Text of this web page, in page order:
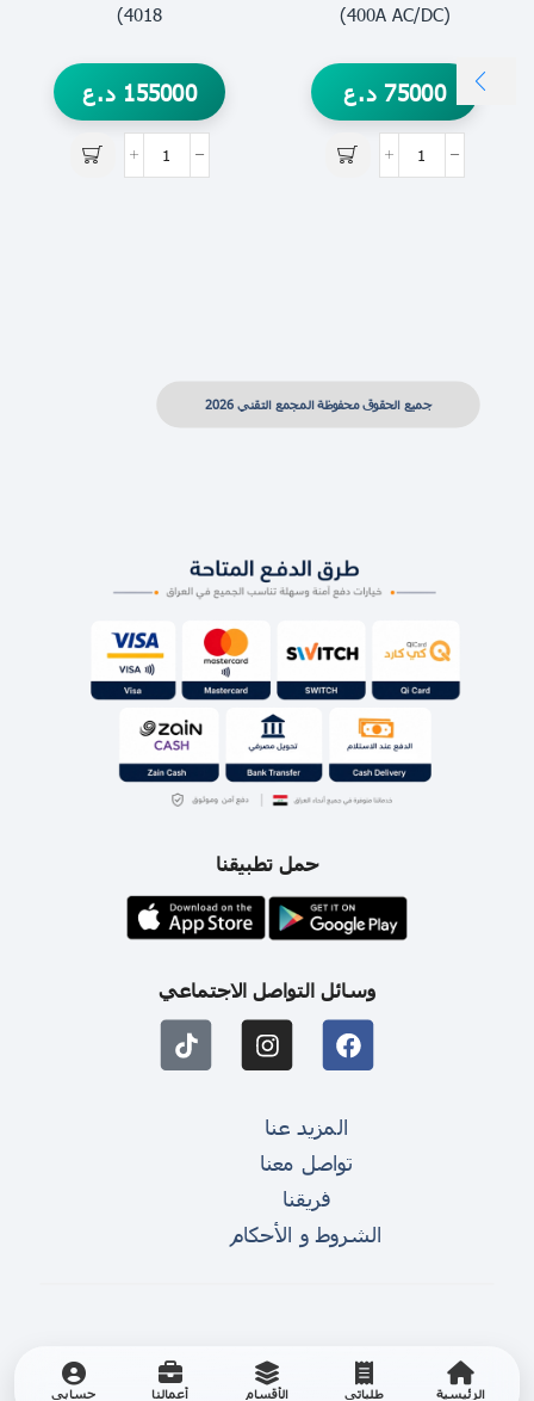
الرئيسية طلباتي الأقسام أعمالنا حسابي
(400A AC/DC)
75000 د.ع
4018)
155000 د.ع
جميع الحقوق محفوظة المجمع التقني 2026
حمل تطبيقنا
وسائل التواصل الاجتماعي
المزيد عنا
تواصل معنا
فريقنا
الشروط و الأحكام